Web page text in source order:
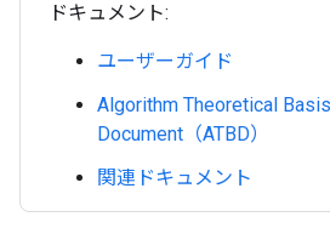
ドキュメント:
ユーザーガイド
Algorithm Theoretical Basis
Document（ATBD）
関連ドキュメント